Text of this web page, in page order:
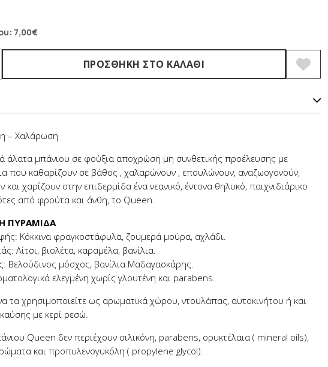
7,00€
ΠΡΟΣΘΉΚΗ ΣΤΟ ΚΑΛΆΘΙ
– Χαλάρωση
άλατα μπάνιου σε φούξια αποχρώση μη συνθετικής προέλευσης με
που καθαρίζουν σε βάθος , χαλαρώνουν , επουλώνουν, αναζωογονούν,
και χαρίζουν στην επιδερμίδα ένα νεανικό, έντονα θηλυκό, παιχνιδιάρικο
από φρούτα και άνθη, το Queen.
ΠΥΡΑΜΙΔΑ
Κόκκινα φραγκοστάφυλα, ζουμερά μούρα, αχλάδι.
Λίτσι, βιολέτα, καραμέλα, βανίλια.
Βελούδινος μόσχος, βανίλια Μαδαγασκάρης.
ελεγμένη χωρίς γλουτένη και parabens.
τα χρησιμοποιείτε ως αρωματικά χώρου, ντουλάπας, αυτοκινήτου ή και
με κερί ρεσώ.
Queen δεν περιέχουν σιλικόνη, parabens, ορυκτέλαια ( mineral oils),
και προπυλενογυκόλη ( propylene glycol).